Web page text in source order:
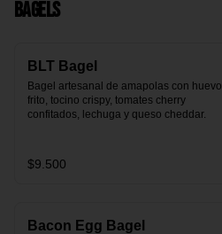
Bagels
BLT Bagel
Bagel artesanal de amapolas con huevo
frito, tocino crispy, tomates cherry
confitados, lechuga y queso cheddar.
$9.500
Bacon Egg Bagel